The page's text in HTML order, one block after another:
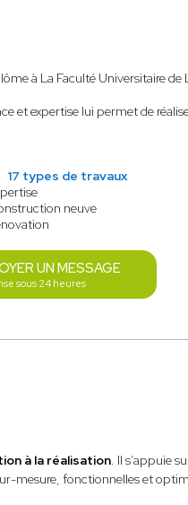
à La Faculté Universitaire
et expertise lui permet de
17 types de travaux
neuve
UN MESSAGE
sous 24 heures
à la réalisation. Il s’appuie
mesure, fonctionnelles et